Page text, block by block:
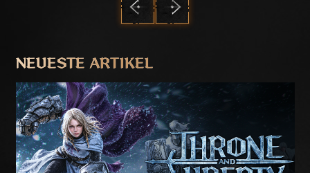
NEUESTE ARTIKEL